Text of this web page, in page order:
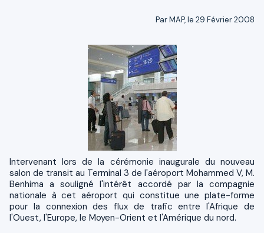
Par MAP, le 29 Février 2008
Intervenant lors de la cérémonie inaugurale du nouveau
salon de transit au Terminal 3 de l'aéroport Mohammed V, M.
Benhima a souligné l'intérêt accordé par la compagnie
nationale à cet aéroport qui constitue une plate-forme
pour la connexion des flux de trafic entre l'Afrique de
l'Ouest, l'Europe, le Moyen-Orient et l'Amérique du nord.